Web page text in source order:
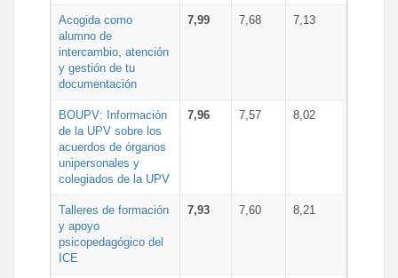
Acogida como
alumno de
intercambio, atención
y gestión de tu
documentación
7,99 7,68 7,13
BOUPV: Información
de la UPV sobre los
acuerdos de órganos
unipersonales y
colegiados de la UPV
7,96 7,57 8,02
Talleres de formación
y apoyo
psicopedagógico del
ICE
7,93 7,60 8,21